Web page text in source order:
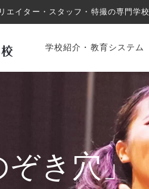
エイター・スタッフ・特撮の専門学校
学校紹介・教育システム
ぞき穴」